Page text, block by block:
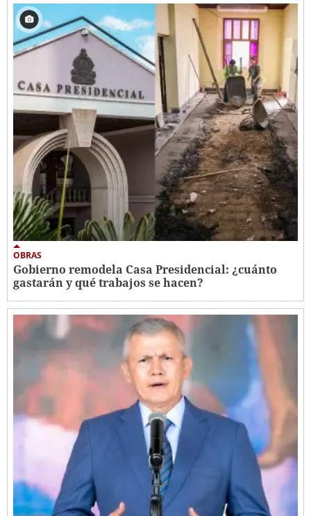
OBRAS
Gobierno remodela Casa Presidencial: ¿cuánto
gastarán y qué trabajos se hacen?